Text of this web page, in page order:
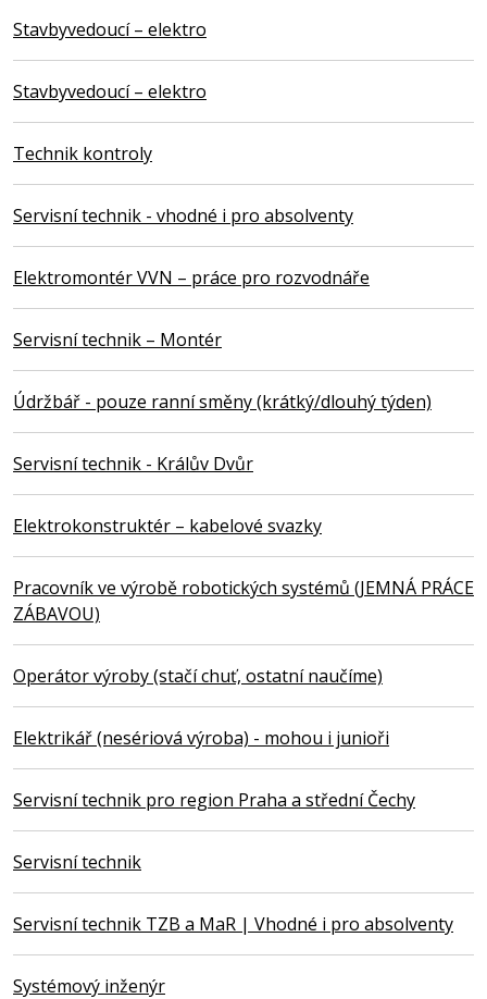
Stavbyvedoucí – elektro
Stavbyvedoucí – elektro
Technik kontroly
Servisní technik - vhodné i pro absolventy
Elektromontér VVN – práce pro rozvodnáře
Servisní technik – Montér
Údržbář - pouze ranní směny (krátký/dlouhý týden)
Servisní technik - Králův Dvůr
Elektrokonstruktér – kabelové svazky
Pracovník ve výrobě robotických systémů (JEMNÁ PRÁCE
ZÁBAVOU)
Operátor výroby (stačí chuť, ostatní naučíme)
Elektrikář (nesériová výroba) - mohou i junioři
Servisní technik pro region Praha a střední Čechy
Servisní technik
Servisní technik TZB a MaR | Vhodné i pro absolventy
Systémový inženýr